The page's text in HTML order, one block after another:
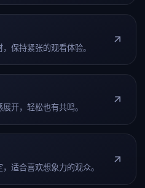
保持紧张的观看体验。
开，轻松也有共鸣。
适合喜欢想象力的观众。